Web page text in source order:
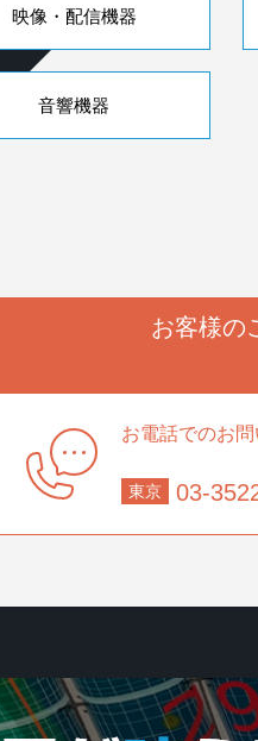
映像・配信機器
音響機器
お客様の
お電話でのお
東京 03-